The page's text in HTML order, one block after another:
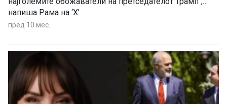
напиша Рама на ‘Х’
пред 10 мес.